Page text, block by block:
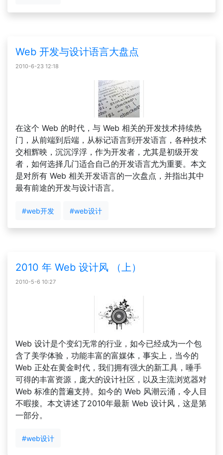
Web 开发与设计语言大盘点
2010-6-23 12:18
在这个 Web 的时代，与 Web 相关的开发技术持续热
门，从前端到后端，从标记语言到开发语言，各种技术
交相辉映，沉沉浮浮，作为开发者，尤其是初级开发
者，如何选择几门适合自己的开发语言尤为重要。本文
是对所有 Web 相关开发语言的一次盘点，并指出其中
最有前途的开发与设计语言。
#web开发 #web设计
2010 年 Web 设计风 （上）
2010-5-6 10:27
Web 设计是个变幻无常的行业，如今已经成为一个包
含了美学体验，功能丰富的富媒体，事实上，当今的
Web 正处在黄金时代，我们拥有强大的新工具，唾手
可得的丰富资源，庞大的设计社区，以及主流浏览器对
Web 标准的普遍支持。如今的 Web 风潮云涌，令人目
不暇接。本文讲述了2010年最新 Web 设计风，这是第
一部分。
#web设计